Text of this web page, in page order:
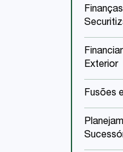
Exterior
Fusões